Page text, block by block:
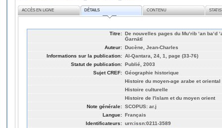
ACCÈS EN LIGNE DÉTAILS CONTENU
Titre: De nouvelles pages du Mu‘rib ‘an ba‘d
Ġarnātī
Auteur: Ducène, Jean-Charles
Informations sur la publication: Al-Qantara, 24, 1, page (33-76)
Statut de publication: Publié, 2003
Sujet CREF: Géographie historique
Histoire du moyen-age arabe et oriental
Histoire culturelle
Histoire de l'islam et du moyen orient
Note générale: SCOPUS: ar.j
Langue: Français
Identificateurs: urn:issn:0211-3589